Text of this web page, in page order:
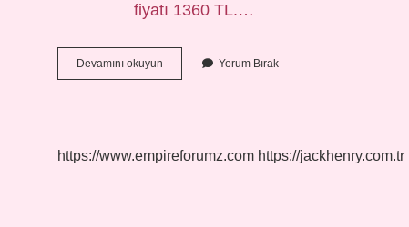
fiyatı 1360 TL.…
Devamını okuyun
Sivas
Yorum Bırak
https://www.empireforumz.com https://jackhenry.com.tr